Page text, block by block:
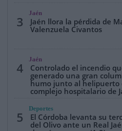
3
Jaén
Jaén llora la pérdida de
Valenzuela Civantos
4
Jaén
Controlado el incendio
generado una gran
humo junto al helipuerto
complejo hospitalario de
5
Deportes
El Córdoba levanta su
del Olivo ante un Real